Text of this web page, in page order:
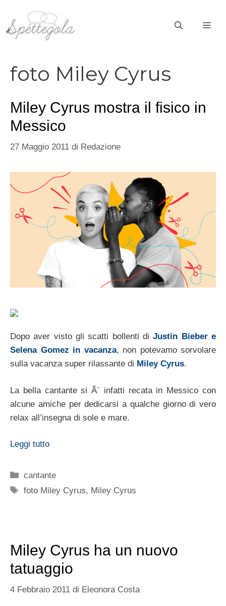
contenuto
foto Miley Cyrus
Miley Cyrus mostra il fisico in
Messico
27 Maggio 2011 di Redazione
Dopo aver visto gli scatti bollenti diJustin Bieber e
Selena Gomez in vacanza, non potevamo sorvolare
sulla vacanza super rilassante di Miley Cyrus.
La bella cantante si Ã¨ infatti recata in Messico con
alcune amiche per dedicarsi a qualche giorno di vero
relax all’insegna di sole e mare.
Leggi tutto
Categorie
cantante
Tag
foto Miley Cyrus, Miley Cyrus
Miley Cyrus ha un nuovo
tatuaggio
4 Febbraio 2011 di Eleonora Costa